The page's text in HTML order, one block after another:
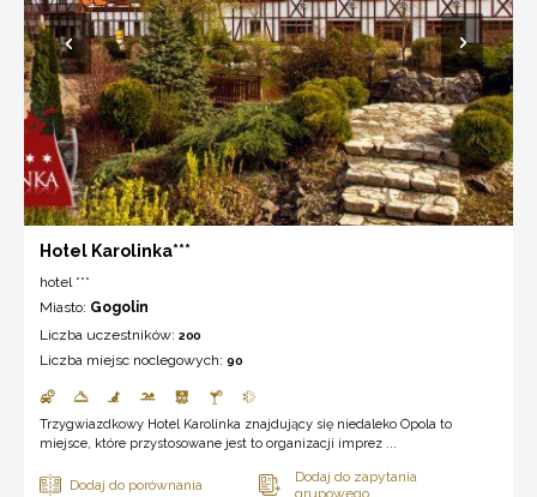
Hotel Karolinka***
hotel ***
Miasto: Gogolin
Liczba uczestników: 200
Liczba miejsc noclegowych: 90
Trzygwiazdkowy Hotel Karolinka znajdujący się niedaleko Opola to
miejsce, które przystosowane jest to organizacji imprez ...